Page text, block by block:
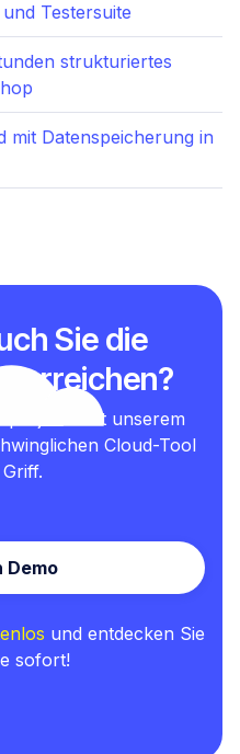
Testersuite
strukturiertes
mit Datenspeicherung in
Sie die
erreichen?
mit unserem
Cloud-Tool
Demo
und entdecken Sie
sofort!